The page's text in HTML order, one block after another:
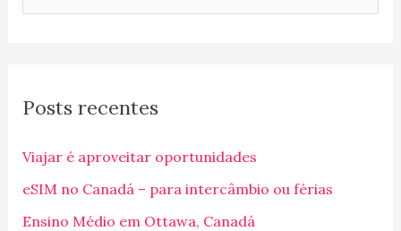
u
s
a
r
Posts recentes
Viajar é aproveitar oportunidades
eSIM no Canadá – para intercâmbio ou férias
Ensino Médio em Ottawa, Canadá